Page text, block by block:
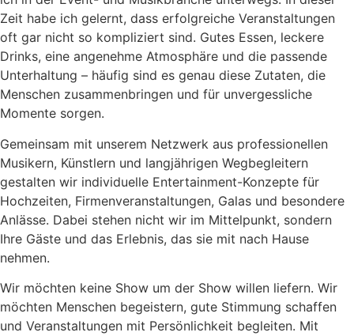
Zeit habe ich gelernt, dass erfolgreiche Veranstaltungen
oft gar nicht so kompliziert sind. Gutes Essen, leckere
Drinks, eine angenehme Atmosphäre und die passende
Unterhaltung – häufig sind es genau diese Zutaten, die
Menschen zusammenbringen und für unvergessliche
Momente sorgen.
Gemeinsam mit unserem Netzwerk aus professionellen
Musikern, Künstlern und langjährigen Wegbegleitern
gestalten wir individuelle Entertainment-Konzepte für
Hochzeiten, Firmenveranstaltungen, Galas und besondere
Anlässe. Dabei stehen nicht wir im Mittelpunkt, sondern
Ihre Gäste und das Erlebnis, das sie mit nach Hause
nehmen.
Wir möchten keine Show um der Show willen liefern. Wir
möchten Menschen begeistern, gute Stimmung schaffen
und Veranstaltungen mit Persönlichkeit begleiten. Mit